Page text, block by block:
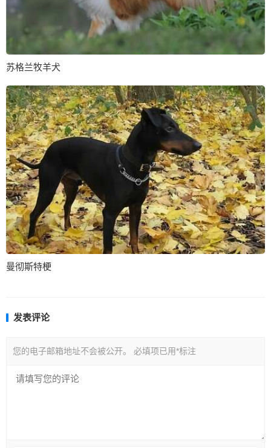
苏格兰牧羊犬
曼彻斯特梗
发表评论
您的电子邮箱地址不会被公开。 必填项已用*标注